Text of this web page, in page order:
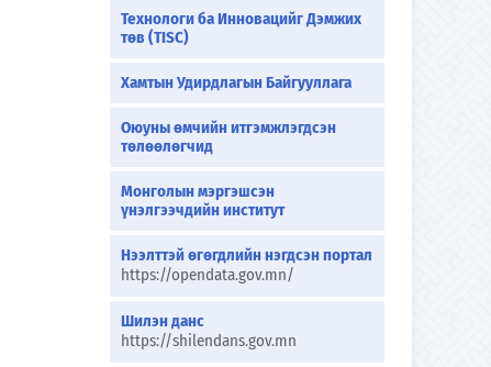
Технологи ба Инновацийг Дэмжих
төв (TISC)
Хамтын Удирдлагын Байгууллага
Оюуны өмчийн итгэмжлэгдсэн
төлөөлөгчид
Монголын мэргэшсэн
үнэлгээчдийн институт
Нээлттэй өгөгдлийн нэгдсэн портал
https://opendata.gov.mn/
Шилэн данс
https://shilendans.gov.mn